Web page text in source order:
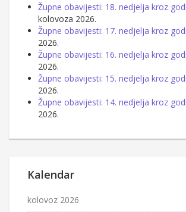
Župne obavijesti: 18. nedjelja kroz
kolovoza 2026.
Župne obavijesti: 17. nedjelja kroz
2026.
Župne obavijesti: 16. nedjelja kroz
2026.
Župne obavijesti: 15. nedjelja kroz
2026.
Župne obavijesti: 14. nedjelja kroz
2026.
Kalendar
kolovoz 2026